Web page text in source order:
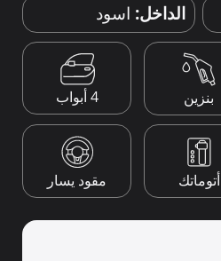
الداخل: اسود
بنزين 4 أبواب
أتوماتك مقود يسار